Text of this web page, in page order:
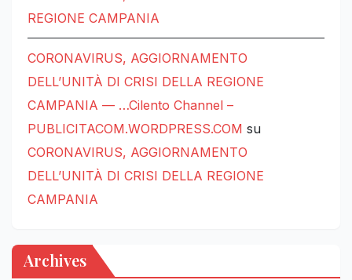
REGIONE CAMPANIA
CORONAVIRUS, AGGIORNAMENTO
DELL’UNITÀ DI CRISI DELLA REGIONE
CAMPANIA — …Cilento Channel –
PUBLICITACOM.WORDPRESS.COM su
CORONAVIRUS, AGGIORNAMENTO
DELL’UNITÀ DI CRISI DELLA REGIONE
CAMPANIA
Archives